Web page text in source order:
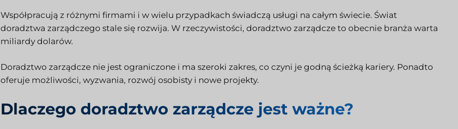
Współpracują z różnymi firmami i w wielu przypadkach świadczą usługi na całym świecie. Świat
doradztwa zarządczego stale się rozwija. W rzeczywistości, doradztwo zarządcze to obecnie branża warta
miliardy dolarów.
Doradztwo zarządcze nie jest ograniczone i ma szeroki zakres, co czyni je godną ścieżką kariery. Ponadto
oferuje możliwości, wyzwania, rozwój osobisty i nowe projekty.
Dlaczego doradztwo zarządcze jest ważne?